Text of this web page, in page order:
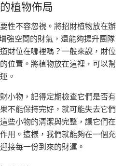
植物佈局
性不容忽視。將招財植物放在辦
強空間的財氣，還能夠提升團隊
財位在哪裡嗎？一般來說，財位
位置。將植物放在這裡，可以幫
。
小物，記得定期檢查它們是否有
不能保持完好，就可能失去它們
些小物的清潔與完整，讓它們在
用。這樣，我們就能夠在一個充
接每一份到來的財運。